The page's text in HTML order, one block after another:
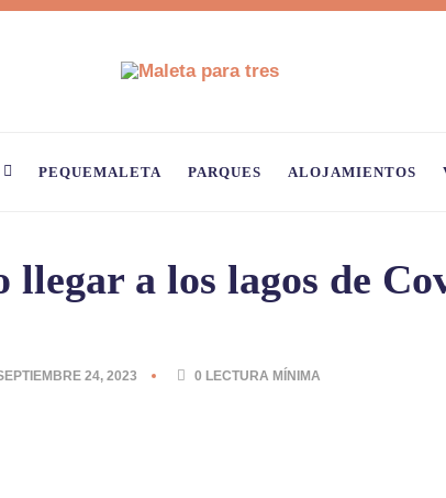
PEQUEMALETA PARQUES ALOJAMIENTOS
llegar a los lagos de
24, 2023 0 LECTURA MÍNIMA